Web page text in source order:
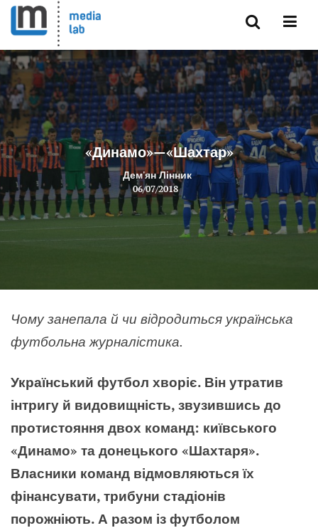
«Динамо»—«Шахтар»
Дем'ян Лінник
06/07/2018
Чому занепала й чи відродиться українська
футбольна журналістика.
Український футбол хворіє. Він утратив
інтригу й видовищність, звузившись до
протистояння двох команд: київського
«Динамо» та донецького «Шахтаря».
Власники команд відмовляються їх
фінансувати, трибуни стадіонів
порожніють. А разом із футболом